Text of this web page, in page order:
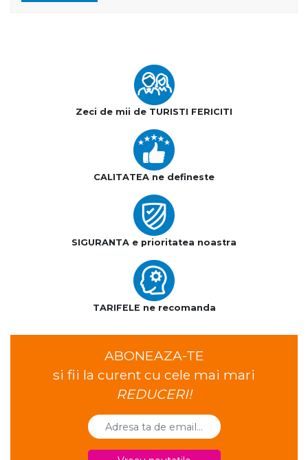
Zeci de mii de TURISTI FERICITI
CALITATEA ne defineste
SIGURANTA e prioritatea noastra
TARIFELE ne recomanda
ABONEAZA-TE
si fii la curent cu cele mai mari
REDUCERI!